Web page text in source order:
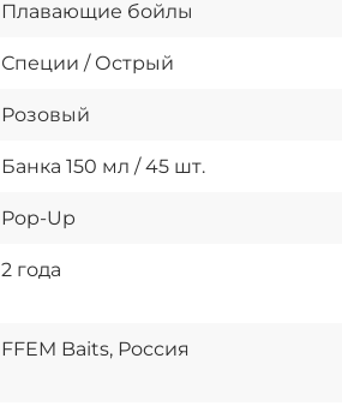
Плавающие бойлы
Специи / Острый
Розовый
Банка 150 мл / 45 шт.
Pop-Up
2 года
FFEM Baits, Россия